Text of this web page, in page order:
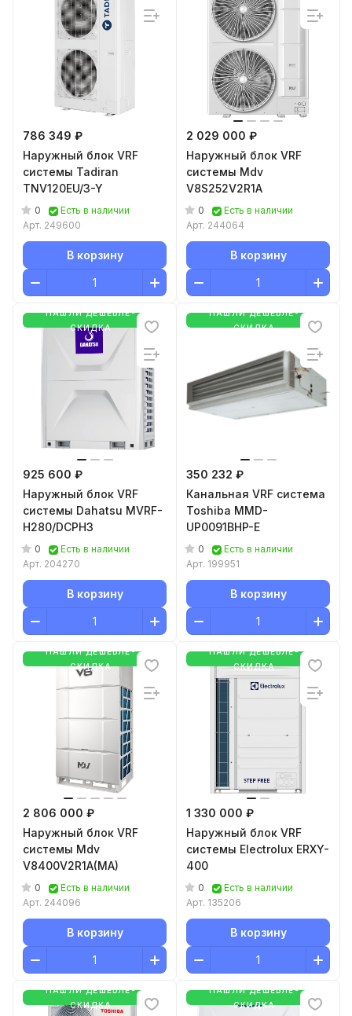
786 349 ₽
Наружный блок VRF
системы Tadiran
TNV120EU/3-Y
0
Есть в наличии
Арт. 249600
В корзину
2 029 000 ₽
Наружный блок VRF
системы Mdv
V8S252V2R1A
0
Есть в наличии
Арт. 244064
В корзину
НАШЛИ ДЕШЕВЛЕ-
СКИДКА
925 600 ₽
Наружный блок VRF
системы Dahatsu MVRF-
H280/DCPH3
0
Есть в наличии
Арт. 204270
В корзину
НАШЛИ ДЕШЕВЛЕ-
СКИДКА
350 232 ₽
Канальная VRF система
Toshiba MMD-
UP0091BHP-E
0
Есть в наличии
Арт. 199951
В корзину
НАШЛИ ДЕШЕВЛЕ-
СКИДКА
2 806 000 ₽
Наружный блок VRF
системы Mdv
V8400V2R1A(MA)
0
Есть в наличии
Арт. 244096
В корзину
НАШЛИ ДЕШЕВЛЕ-
СКИДКА
1 330 000 ₽
Наружный блок VRF
системы Electrolux ERXY-
400
0
Есть в наличии
Арт. 135206
В корзину
НАШЛИ ДЕШЕВЛЕ-
СКИДКА
НАШЛИ ДЕШЕВЛЕ-
СКИДКА